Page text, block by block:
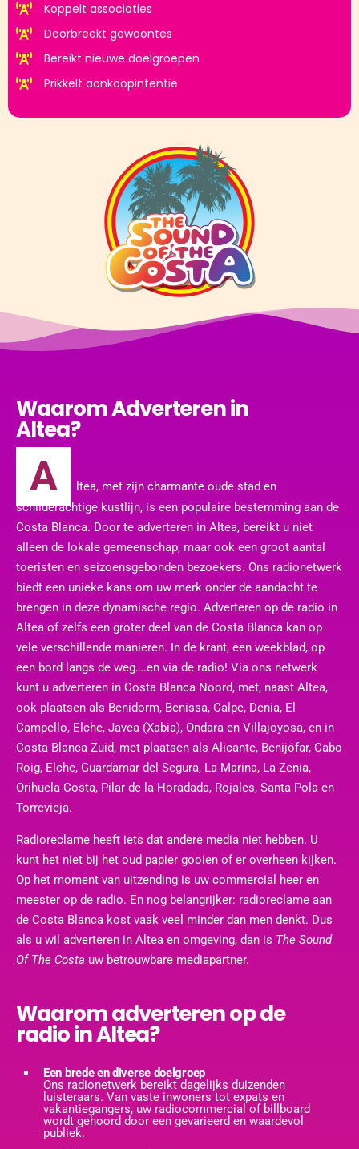
Koppelt associaties
Doorbreekt gewoontes
Bereikt nieuwe doelgroepen
Prikkelt aankoopintentie
Waarom Adverteren in
Altea?
A
ltea, met zijn charmante oude stad en
schilderachtige kustlijn, is een populaire bestemming aan de
Costa Blanca. Door te adverteren in Altea, bereikt u niet
alleen de lokale gemeenschap, maar ook een groot aantal
toeristen en seizoensgebonden bezoekers. Ons radionetwerk
biedt een unieke kans om uw merk onder de aandacht te
brengen in deze dynamische regio. Adverteren op de radio in
Altea of zelfs een groter deel van de Costa Blanca kan op
vele verschillende manieren. In de krant, een weekblad, op
een bord langs de weg….en via de radio! Via ons netwerk
kunt u adverteren in Costa Blanca Noord, met, naast Altea,
ook plaatsen als Benidorm, Benissa, Calpe, Denia, El
Campello, Elche, Javea (Xabia), Ondara en Villajoyosa, en in
Costa Blanca Zuid, met plaatsen als Alicante, Benijófar, Cabo
Roig, Elche, Guardamar del Segura, La Marina, La Zenia,
Orihuela Costa, Pilar de la Horadada, Rojales, Santa Pola en
Torrevieja.
Radioreclame heeft iets dat andere media niet hebben. U
kunt het niet bij het oud papier gooien of er overheen kijken.
Op het moment van uitzending is uw commercial heer en
meester op de radio. En nog belangrijker: radioreclame aan
de Costa Blanca kost vaak veel minder dan men denkt. Dus
als u wil adverteren in Altea en omgeving, dan is The Sound
Of The Costa uw betrouwbare mediapartner.
Waarom adverteren op de
radio in Altea?
Een brede en diverse doelgroep
Ons radionetwerk bereikt dagelijks duizenden
luisteraars. Van vaste inwoners tot expats en
vakantiegangers, uw radiocommercial of billboard
wordt gehoord door een gevarieerd en waardevol
publiek.